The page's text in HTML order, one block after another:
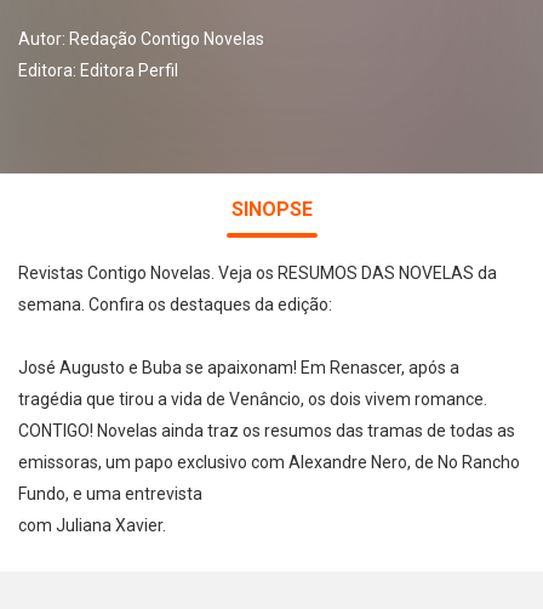
Autor: Redação Contigo Novelas
Editora: Editora Perfil
SINOPSE
Revistas Contigo Novelas. Veja os RESUMOS DAS NOVELAS da
semana. Confira os destaques da edição:
José Augusto e Buba se apaixonam! Em Renascer, após a
tragédia que tirou a vida de Venâncio, os dois vivem romance.
CONTIGO! Novelas ainda traz os resumos das tramas de todas as
emissoras, um papo exclusivo com Alexandre Nero, de No Rancho
Fundo, e uma entrevista
com Juliana Xavier.